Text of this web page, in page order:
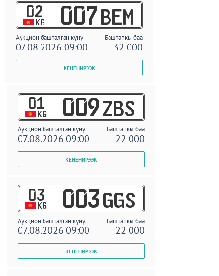
02
KG 007 BEM
Аукцион башталган күнү Баштапкы баа
07.08.2026 09:00 32 000
01
KG 009 ZBS
Аукцион башталган күнү Баштапкы баа
07.08.2026 09:00 22 000
03
KG 003 GGS
Аукцион башталган күнү Баштапкы баа
07.08.2026 09:00 22 000